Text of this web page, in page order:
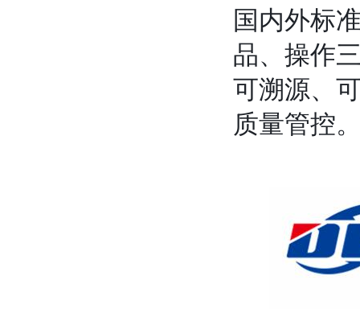
国内外标
品、操作
可溯源、
质量管控